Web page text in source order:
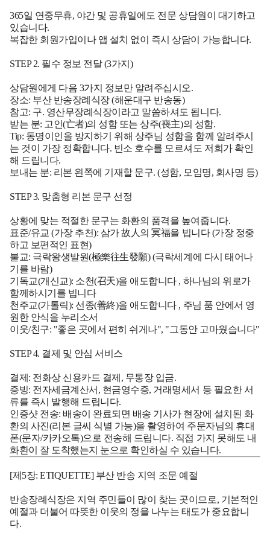
365일 연중무휴, 야간 및 공휴일에도 전문 상담원이 대기하고
있습니다.
복잡한 회원가입이나 앱 설치 없이 즉시 상담이 가능합니다.
STEP 2. 필수 정보 전달 (3가지)
상담원에게 다음 3가지 정보만 알려주십시오.
장소: 부산 반송장례식장 (해운대구 반송동)
참고: 구. 영산무장례식장이라고 말씀하셔도 됩니다.
받는 분: 고인(亡者)의 성함 또는 상주(喪主)의 성함.
Tip: 동명이인을 방지하기 위해 상주님 성함을 함께 알려주시
는 것이 가장 정확합니다. 빈소 호수를 모르셔도 저희가 확인
해 드립니다.
보내는 분: 리본 왼쪽에 기재할 문구. (성함, 모임명, 회사명 등)
STEP 3. 맞춤형 리본 문구 선정
상황에 맞는 적절한 문구는 화환의 품격을 높여줍니다.
표준/유교 (가장 추천): 삼가 故人의 冥福을 빕니다(가장 정중
하고 보편적인 표현)
불교: 극락왕생발원(極樂往生發願)(극락세계에 다시 태어나
기를 바람)
기독교(개신교): 소천(召天)을 애도합니다 , 하나님의 위로가
함께하시기를 빕니다
천주교(가톨릭): 선종(善終)을 애도합니다 , 주님 품 안에서 영
원한 안식을 누리소서
이웃/친구: "좋은 곳에서 편히 쉬게나", "그동안 고마웠습니다"
STEP 4. 결제 및 안심 서비스
결제: 전화상 신용카드 결제, 무통장 입금.
증빙: 전자세금계산서, 현금영수증, 거래명세서 등 필요한 서
류를 즉시 발행해 드립니다.
인증샷 전송: 배송이 완료되면 배송 기사가 현장에 설치된 화
환의 사진(리본 글씨 식별 가능)을 촬영하여 주문자님의 휴대
폰(문자/카카오톡)으로 전송해 드립니다. 직접 가지 못해도 내
화환이 잘 도착했는지 눈으로 확인하실 수 있습니다.
[제5장: ETIQUETTE] 부산 반송 지역 조문 예절
반송장례식장은 지역 주민들이 많이 찾는 곳이므로, 기본적인
예절과 더불어 따뜻한 이웃의 정을 나누는 태도가 중요합니
다.